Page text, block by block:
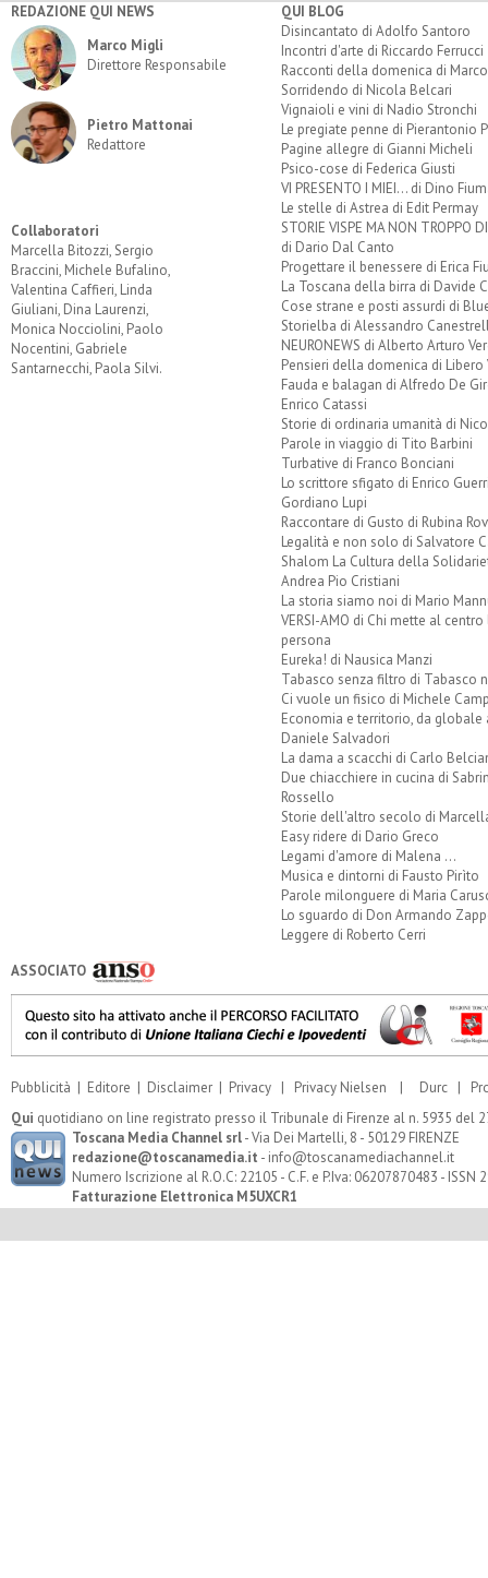
REDAZIONE QUI NEWS
Marco Migli
Direttore Responsabile
Pietro Mattonai
Redattore
Collaboratori
Marcella Bitozzi, Sergio
Braccini, Michele Bufalino,
Valentina Caffieri, Linda
Giuliani, Dina Laurenzi,
Monica Nocciolini, Paolo
Nocentini, Gabriele
Santarnecchi, Paola Silvi.
QUI BLOG
Disincantato di Adolfo Santoro
Incontri d'arte di Riccardo Ferrucci
Racconti della domenica di
Sorridendo di Nicola Belcari
Vignaioli e vini di Nadio Stronchi
Le pregiate penne di Pierantonio
Pagine allegre di Gianni Micheli
Psico-cose di Federica Giusti
VI PRESENTO I MIEI... di Dino
Le stelle di Astrea di Edit Permay
STORIE VISPE MA NON TROPPO
di Dario Dal Canto
Progettare il benessere di Erica
La Toscana della birra di Davide
Cose strane e posti assurdi di
Storielba di Alessandro
NEURONEWS di Alberto Arturo
Pensieri della domenica di Libero
Fauda e balagan di Alfredo De
Enrico Catassi
Storie di ordinaria umanità di
Parole in viaggio di Tito Barbini
Turbative di Franco Bonciani
Lo scrittore sfigato di Enrico
Gordiano Lupi
Raccontare di Gusto di Rubina
Legalità e non solo di Salvatore
Shalom La Cultura della
Andrea Pio Cristiani
La storia siamo noi di Mario
VERSI-AMO di Chi mette al centro
persona
Eureka! di Nausica Manzi
Tabasco senza filtro di Tabasco
Ci vuole un fisico di Michele
Economia e territorio, da globale
Daniele Salvadori
La dama a scacchi di Carlo
Due chiacchiere in cucina di
Rossello
Storie dell'altro secolo di
Easy ridere di Dario Greco
Legami d'amore di Malena ...
Musica e dintorni di Fausto Pirìto
Parole milonguere di Maria
Lo sguardo di Don Armando
Leggere di Roberto Cerri
ASSOCIATO
Pubblicità | Editore | Disclaimer | Privacy | Privacy Nielsen | Durc |
Qui quotidiano on line registrato presso il Tribunale di Firenze al n. 5935 del
Toscana Media Channel srl- Via Dei Martelli, 8 - 50129 FIRENZE
redazione@toscanamedia.it - info@toscanamediachannel.it
Numero Iscrizione al R.O.C: 22105 - C.F. e P.Iva: 06207870483 - ISSN
Fatturazione Elettronica M5UXCR1